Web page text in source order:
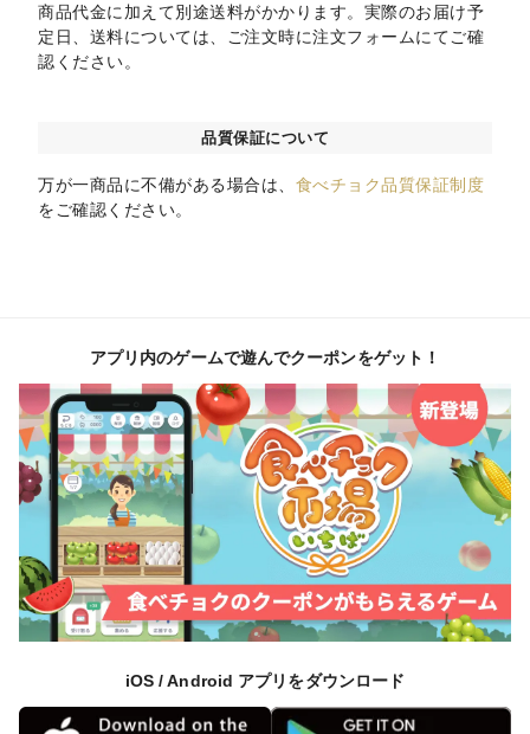
商品代金に加えて別途送料がかかります。実際のお届け予
定日、送料については、ご注文時に注文フォームにてご確
認ください。
品質保証について
万が一商品に不備がある場合は、 食べチョク品質保証制度
をご確認ください。
アプリ内のゲームで遊んでクーポンをゲット！
iOS / Android アプリをダウンロード